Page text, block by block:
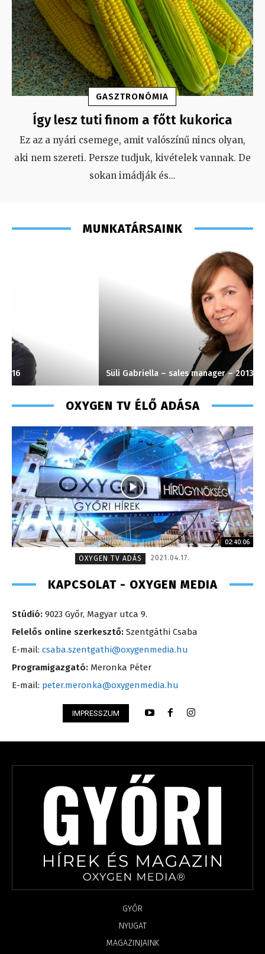
GASZTRONÓMIA
Így lesz tuti finom a főtt kukorica
Ez az a nyári csemege, amit valószínű nincs olyan,
aki nem szereti. Persze tudjuk, kivételek vannak. De
sokan imádják és...
MUNKATÁRSAINK
Süli Gabriella – sales manager – 2013
OXYGEN TV ÉLŐ ADÁSA
02:40:06
OXYGEN TV ADÁS
2021.04.17.
KAPCSOLAT - OXYGEN MEDIA
Stúdió: 9023 Győr, Magyar utca 9.
Felelős online szerkesztő: Szentgáthi Csaba
E-mail: csaba.szentgathi@oxygenmedia.hu
Programigazgató: Meronka Péter
E-mail: peter.meronka@oxygenmedia.hu
IMPRESSZUM
GYŐR
NYUGAT
MAGAZINJAINK